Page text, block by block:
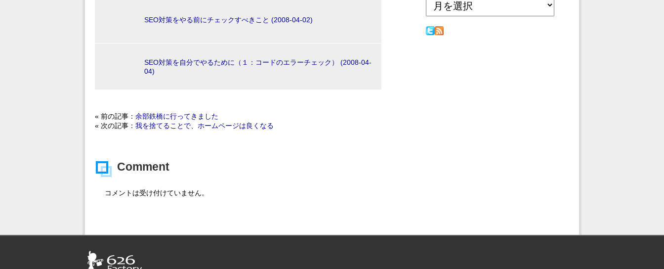
SEO対策をやる前にチェックすべきこと (2008-04-02)
SEO対策を自分でやるために（１：コードのエラーチェック） (2008-04-
04)
« 前の記事： 余部鉄橋に行ってきました
« 次の記事： 我を捨てることで、ホームページは良くなる
Comment
コメントは受け付けていません。